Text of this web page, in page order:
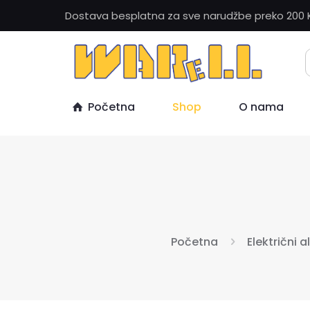
Dostava besplatna za sve narudžbe preko 200
Početna Shop O nama
Početna Električni